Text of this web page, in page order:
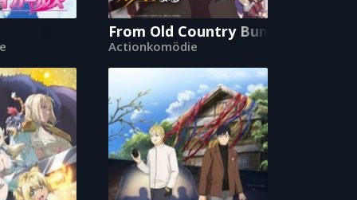
From Old Country Bumpkin to
Actionkomödie